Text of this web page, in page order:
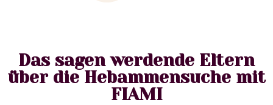
Das sagen werdende Eltern
über die Hebammensuche mit
FIAMI